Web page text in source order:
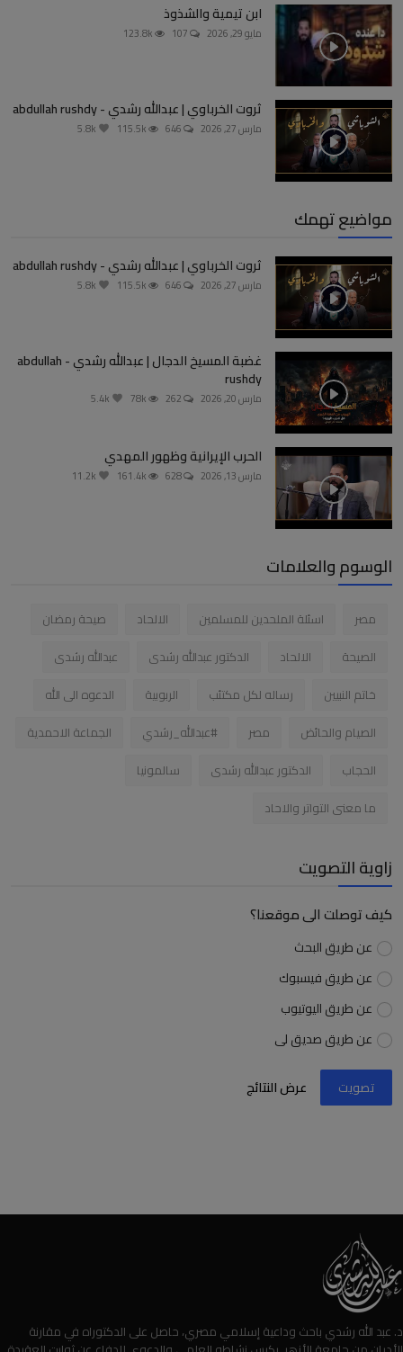
ابن تيمية والشذوذ
مايو 29, 2026
ثروت الخرباوي | عبدالله رشدي - abdullah rushdy
مارس 27, 2026
مواضيع تهمك
ثروت الخرباوي | عبدالله رشدي - abdullah rushdy
مارس 27, 2026
غضبة المسيخ الدجال | عبدالله رشدي - abdullah
rushdy
مارس 20, 2026
الحرب الإيرانية وظهور المهدي
مارس 13, 2026
الوسوم والعلامات
مصر اسئلة الملحدين للمسلمين الالحاد
صيحة رمضان
الصيحة
الالحاد الدكتور عبدالله رشدى
عبدالله رشدى
خاتم النبيين
رساله لكل مكتئب الربوبية
الدعوه الى الله
الصيام والحائض
مصر #عبدالله_رشدي
الجماعة الاحمدية
الحجاب
الدكتور عبدالله رشدى
سالمونيا
ما معنى التواتر والاحاد
زاوية التصويت
كيف توصلت الى موقعنا؟
عن طريق البحث
عن طريق فيسبوك
عن طريق اليوتيوب
عن طريق صديق لى
تصويت عرض النتائج
د. عبد الله رشدي باحث وداعية إسلامي مصري، حاصل على الدكتوراه في مقارنة